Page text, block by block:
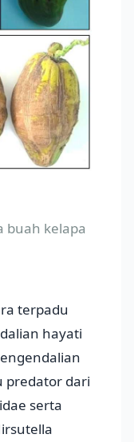
buah kelapa
terpadu
hayati
predator dari
serta